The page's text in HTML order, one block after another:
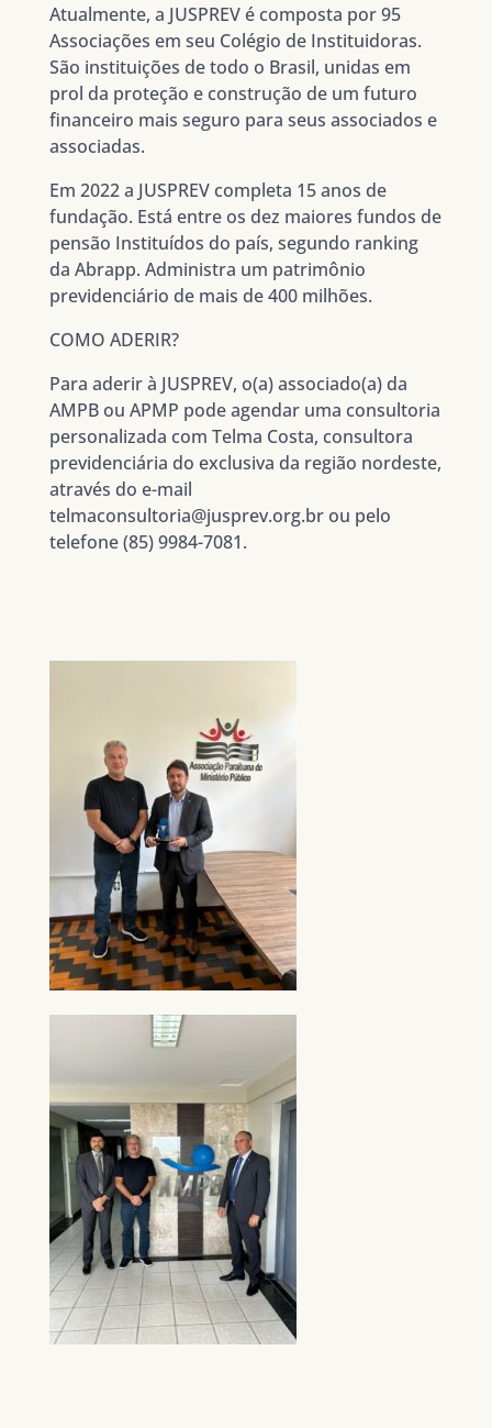
Atualmente, a JUSPREV é composta por 95
Associações em seu Colégio de Instituidoras.
São instituições de todo o Brasil, unidas em
prol da proteção e construção de um futuro
financeiro mais seguro para seus associados e
associadas.
Em 2022 a JUSPREV completa 15 anos de
fundação. Está entre os dez maiores fundos de
pensão Instituídos do país, segundo ranking
da Abrapp. Administra um patrimônio
previdenciário de mais de 400 milhões.
COMO ADERIR?
Para aderir à JUSPREV, o(a) associado(a) da
AMPB ou APMP pode agendar uma consultoria
personalizada com Telma Costa, consultora
previdenciária do exclusiva da região nordeste,
através do e-mail
telmaconsultoria@jusprev.org.br ou pelo
telefone (85) 9984-7081.